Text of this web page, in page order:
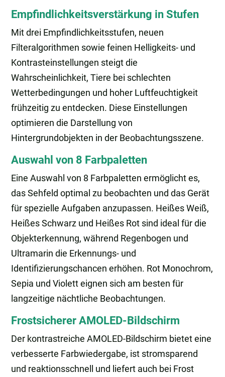
Empfindlichkeitsverstärkung in Stufen
Mit drei Empfindlichkeitsstufen, neuen
Filteralgorithmen sowie feinen Helligkeits- und
Kontrasteinstellungen steigt die
Wahrscheinlichkeit, Tiere bei schlechten
Wetterbedingungen und hoher Luftfeuchtigkeit
frühzeitig zu entdecken. Diese Einstellungen
optimieren die Darstellung von
Hintergrundobjekten in der Beobachtungsszene.
Auswahl von 8 Farbpaletten
Eine Auswahl von 8 Farbpaletten ermöglicht es,
das Sehfeld optimal zu beobachten und das Gerät
für spezielle Aufgaben anzupassen. Heißes Weiß,
Heißes Schwarz und Heißes Rot sind ideal für die
Objekterkennung, während Regenbogen und
Ultramarin die Erkennungs- und
Identifizierungschancen erhöhen. Rot Monochrom,
Sepia und Violett eignen sich am besten für
langzeitige nächtliche Beobachtungen.
Frostsicherer AMOLED-Bildschirm
Der kontrastreiche AMOLED-Bildschirm bietet eine
verbesserte Farbwiedergabe, ist stromsparend
und reaktionsschnell und liefert auch bei Frost